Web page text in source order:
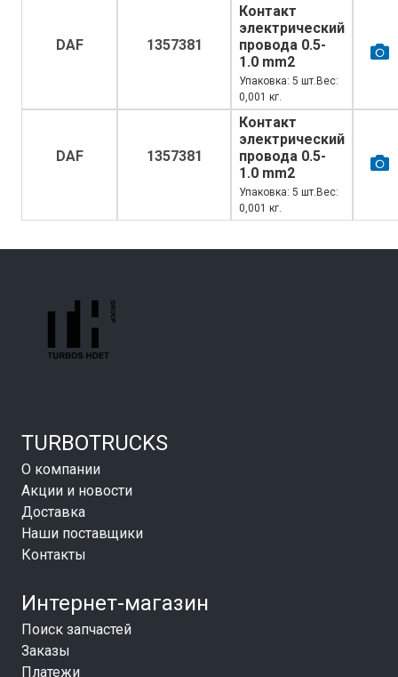
DAF 1357381
Контакт
электрический
провода 0.5-
1.0 mm2
Упаковка: 5 шт.Вес:
0,001 кг.
DAF 1357381
Контакт
электрический
провода 0.5-
1.0 mm2
Упаковка: 5 шт.Вес:
0,001 кг.
TURBOTRUCKS
О компании
Акции и новости
Доставка
Наши поставщики
Контакты
Интернет-магазин
Поиск запчастей
Заказы
Платежи